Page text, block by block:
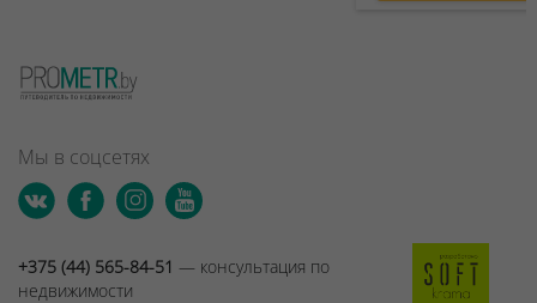
Мы в соцсетях
+375 (44) 565-84-51 — консультация по
недвижимости